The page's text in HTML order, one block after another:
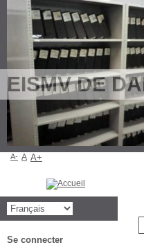
EISMV DE
A- A A+
Se connecter